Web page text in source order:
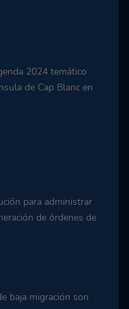
2024 temático
de Cap Blanc en
para administrar
de órdenes de
baja migración son